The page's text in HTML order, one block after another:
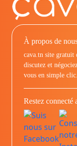
À propos de
cava.tn site gratuit
discutez et
vous en simple clic.
Restez connecté